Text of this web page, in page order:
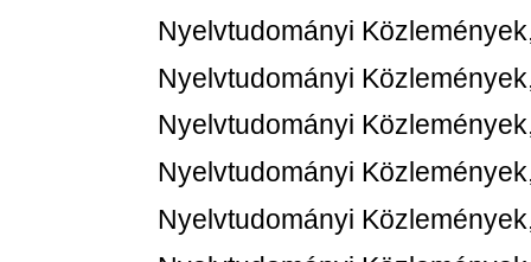
Nyelvtudományi
Nyelvtudományi
Nyelvtudományi
Nyelvtudományi
Nyelvtudományi